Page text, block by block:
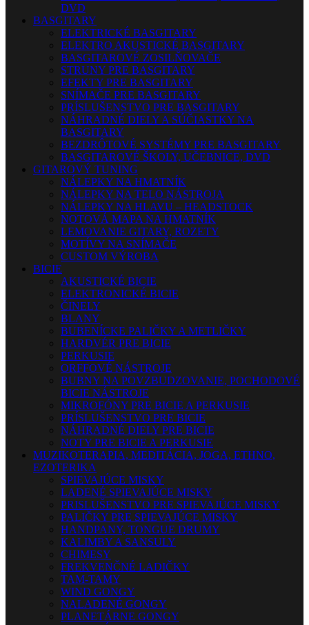
DVD
BASGITARY
ELEKTRICKÉ BASGITARY
ELEKTRO AKUSTICKÉ BASGITARY
BASGITAROVÉ ZOSILŇOVAČE
STRUNY PRE BASGITARY
EFEKTY PRE BASGITARY
SNÍMAČE PRE BASGITARY
PRÍSLUŠENSTVO PRE BASGITARY
NÁHRADNÉ DIELY A SÚČIASTKY NA
BASGITARY
BEZDRÔTOVÉ SYSTÉMY PRE BASGITARY
BASGITAROVÉ ŠKOLY, UČEBNICE, DVD
GITAROVÝ TUNING
NÁLEPKY NA HMATNÍK
NÁLEPKY NA TELO NÁSTROJA
NÁLEPKY NA HLAVU – HEADSTOCK
NOTOVÁ MAPA NA HMATNÍK
LEMOVANIE GITARY, ROZETY
MOTÍVY NA SNÍMAČE
CUSTOM VÝROBA
BICIE
AKUSTICKÉ BICIE
ELEKTRONICKÉ BICIE
ČINELY
BLANY
BUBENÍCKE PALIČKY A METLIČKY
HARDVÉR PRE BICIE
PERKUSIE
ORFFOVÉ NÁSTROJE
BUBNY NA POVZBUDZOVANIE, POCHODOVÉ
BICIE NÁSTROJE
MIKROFÓNY PRE BICIE A PERKUSIE
PRÍSLUŠENSTVO PRE BICIE
NÁHRADNÉ DIELY PRE BICIE
NOTY PRE BICIE A PERKUSIE
MUZIKOTERAPIA, MEDITÁCIA, JOGA, ETHNO,
EZOTERIKA
SPIEVAJÚCE MISKY
LADENÉ SPIEVAJÚCE MISKY
PRISLUŠENSTVO PRE SPIEVAJÚCE MISKY
PALIČKY PRE SPIEVAJÚCE MISKY
HANDPANY, TONGUE DRUMY
KALIMBY A SANSULY
CHIMESY
FREKVENČNÉ LADIČKY
TAM-TAMY
WIND GONGY
NALADENÉ GONGY
PLANETÁRNE GONGY